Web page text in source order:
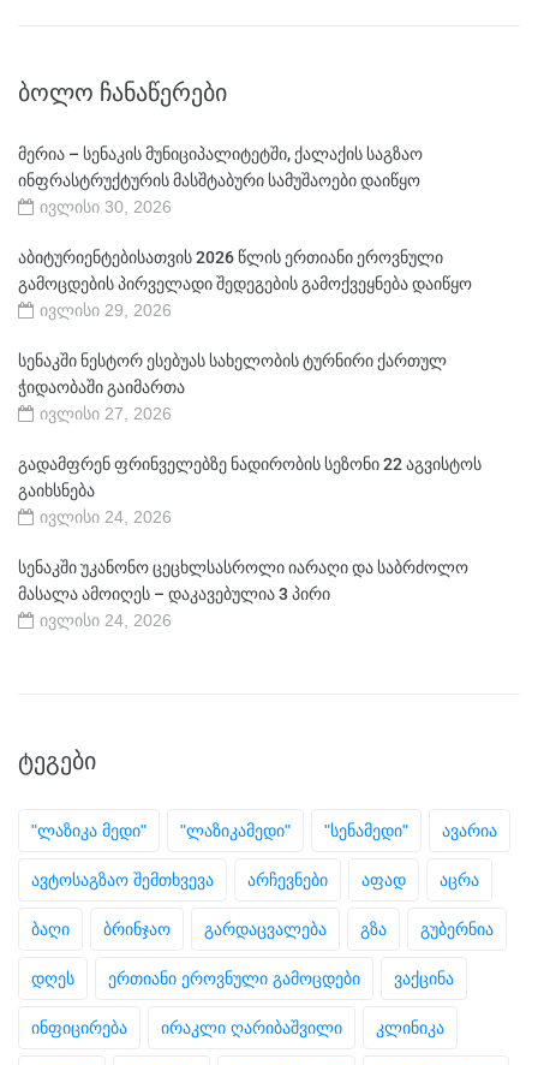
ᲑᲝᲚᲝ ᲩᲐᲜᲐᲬᲔᲠᲔᲑᲘ
მერია – სენაკის მუნიციპალიტეტში, ქალაქის საგზაო
ინფრასტრუქტურის მასშტაბური სამუშაოები დაიწყო
ივლისი 30, 2026
აბიტურიენტებისათვის 2026 წლის ერთიანი ეროვნული
გამოცდების პირველადი შედეგების გამოქვეყნება დაიწყო
ივლისი 29, 2026
სენაკში ნესტორ ესებუას სახელობის ტურნირი ქართულ
ჭიდაობაში გაიმართა
ივლისი 27, 2026
გადამფრენ ფრინველებზე ნადირობის სეზონი 22 აგვისტოს
გაიხსნება
ივლისი 24, 2026
სენაკში უკანონო ცეცხლსასროლი იარაღი და საბრძოლო
მასალა ამოიღეს – დაკავებულია 3 პირი
ივლისი 24, 2026
ᲢᲔᲒᲔᲑᲘ
"ლაზიკა მედი" "ლაზიკამედი" "სენამედი" ავარია
ავტოსაგზაო შემთხვევა არჩევნები აფად აცრა
ბაღი ბრინჯაო გარდაცვალება გზა გუბერნია
დღეს ერთიანი ეროვნული გამოცდები ვაქცინა
ინფიცირება ირაკლი ღარიბაშვილი კლინიკა